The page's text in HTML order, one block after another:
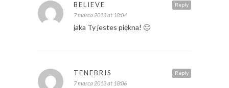
Reply
BELIEVE
7 marca 2013 at 18:04
jaka Ty jestes piękna! 🙂
Reply
TENEBRIS
7 marca 2013 at 18:06